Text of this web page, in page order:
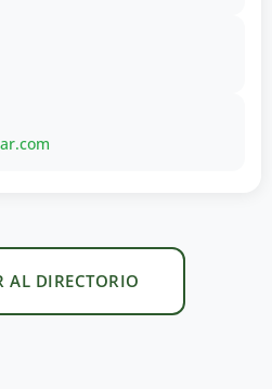
AL DIRECTORIO